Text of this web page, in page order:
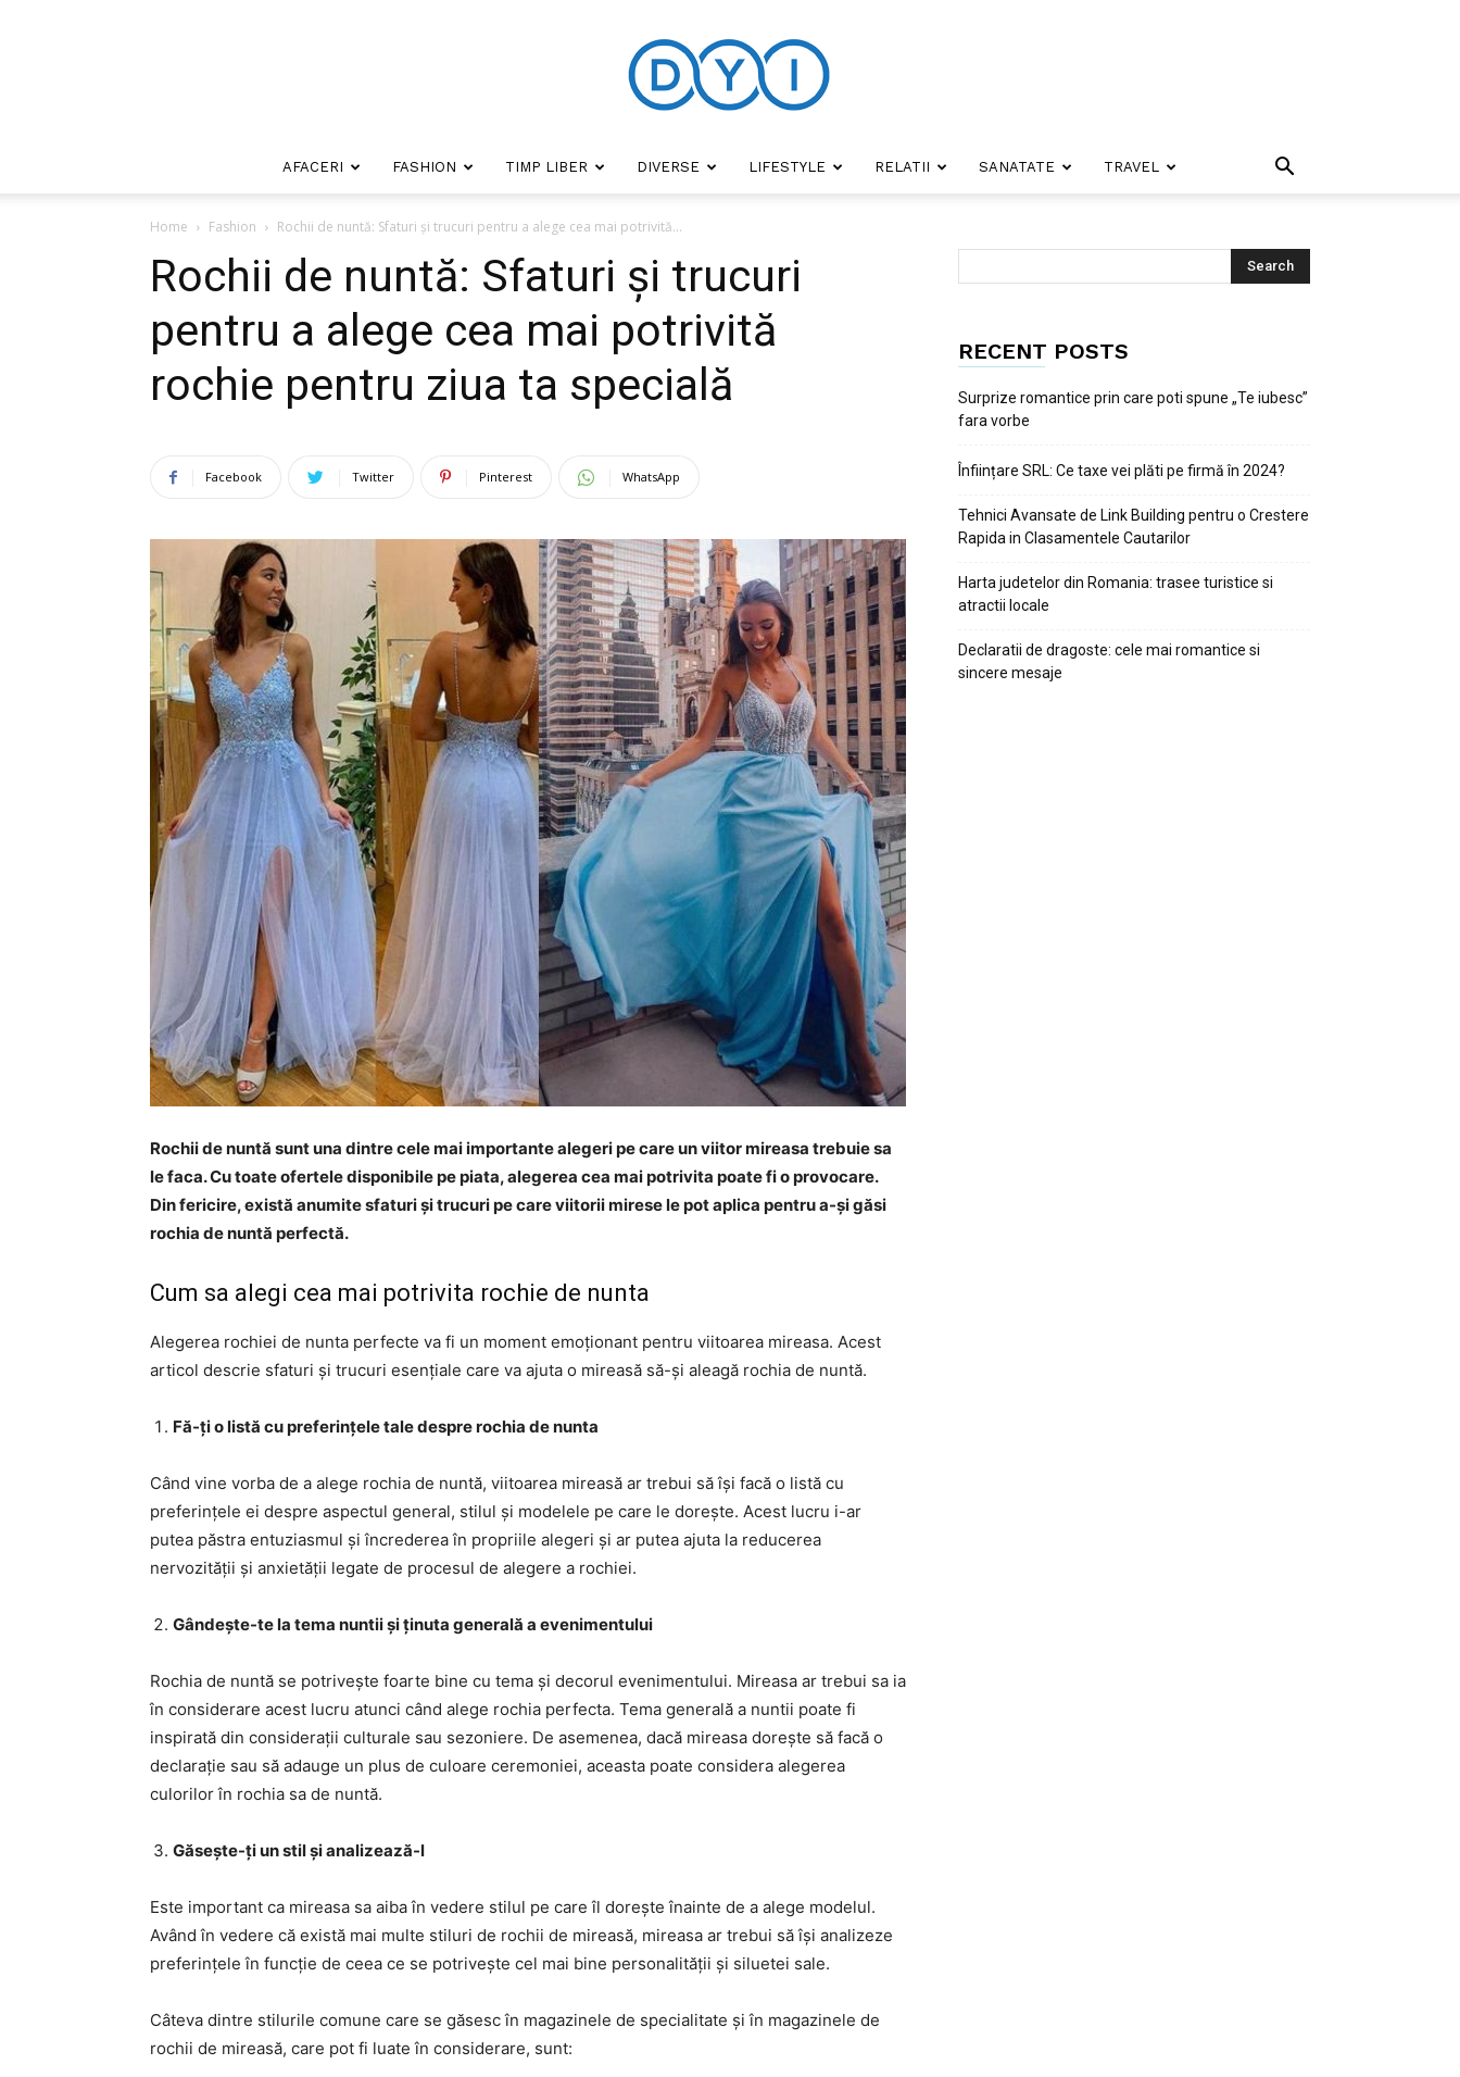
AFACERI FASHION TIMP LIBER DIVERSE LIFESTYLE RELATII SANATATE TRAVEL
Home Fashion Rochii de nuntă: Sfaturi și trucuri pentru a alege cea mai potrivită...
Rochii de nuntă: Sfaturi și trucuri
pentru a alege cea mai potrivită
rochie pentru ziua ta specială
Facebook Twitter Pinterest WhatsApp
Rochii de nuntă sunt una dintre cele mai importante alegeri pe care un viitor mireasa trebuie sa
le faca. Cu toate ofertele disponibile pe piata, alegerea cea mai potrivita poate fi o provocare.
Din fericire, există anumite sfaturi și trucuri pe care viitorii mirese le pot aplica pentru a-și găsi
rochia de nuntă perfectă.
Cum sa alegi cea mai potrivita rochie de nunta
Alegerea rochiei de nunta perfecte va fi un moment emoționant pentru viitoarea mireasa. Acest
articol descrie sfaturi și trucuri esențiale care va ajuta o mireasă să-și aleagă rochia de nuntă.
Fă-ți o listă cu preferințele tale despre rochia de nunta
Când vine vorba de a alege rochia de nuntă, viitoarea mireasă ar trebui să își facă o listă cu
preferințele ei despre aspectul general, stilul și modelele pe care le dorește. Acest lucru i-ar
putea păstra entuziasmul și încrederea în propriile alegeri și ar putea ajuta la reducerea
nervozității și anxietății legate de procesul de alegere a rochiei.
Gândește-te la tema nuntii și ținuta generală a evenimentului
Rochia de nuntă se potrivește foarte bine cu tema și decorul evenimentului. Mireasa ar trebui sa ia
în considerare acest lucru atunci când alege rochia perfecta. Tema generală a nuntii poate fi
inspirată din considerații culturale sau sezoniere. De asemenea, dacă mireasa dorește să facă o
declarație sau să adauge un plus de culoare ceremoniei, aceasta poate considera alegerea
culorilor în rochia sa de nuntă.
Găsește-ți un stil și analizează-l
Este important ca mireasa sa aiba în vedere stilul pe care îl dorește înainte de a alege modelul.
Având în vedere că există mai multe stiluri de rochii de mireasă, mireasa ar trebui să își analizeze
preferințele în funcție de ceea ce se potrivește cel mai bine personalității și siluetei sale.
Câteva dintre stilurile comune care se găsesc în magazinele de specialitate și în magazinele de
rochii de mireasă, care pot fi luate în considerare, sunt:
RECENT POSTS
Surprize romantice prin care poti spune „Te iubesc”
fara vorbe
Înființare SRL: Ce taxe vei plăti pe firmă în 2024?
Tehnici Avansate de Link Building pentru o Crestere
Rapida in Clasamentele Cautarilor
Harta judetelor din Romania: trasee turistice si
atractii locale
Declaratii de dragoste: cele mai romantice si
sincere mesaje